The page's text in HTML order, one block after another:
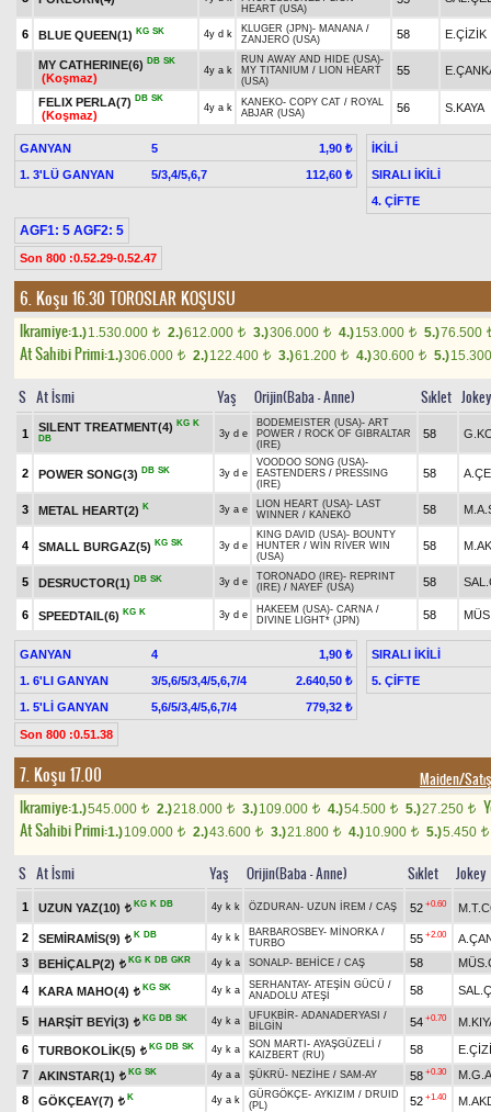
HEART (USA)
6 BLUE QUEEN(1) KG SK 4y d k KLUGER (JPN)- MANANA /
ZANJERO (USA)
58 E.ÇİZİK
MY CATHERINE(6) DB SK
(Koşmaz)
4y a k
RUN AWAY AND HIDE (USA)-
MY TITANIUM / LION HEART
(USA)
55
FELIX PERLA(7) DB SK
(Koşmaz)
4y a k KANEKO- COPY CAT / ROYAL
ABJAR (USA)
56 S.KAYA
GANYAN 5
1,90 ₺
1. 3'LÜ GANYAN
5/3,4/5,6,7 112,60 ₺
İKİLİ
SIRALI İKİLİ
4. ÇİFTE
AGF1: 5 AGF2: 5
Son 800 :0.52.29-0.52.47
6. Koşu 16.30 TOROSLAR KOŞUSU
Ikramiye:1.)1.530.000 t 2.)612.000 t 3.)306.000 t 4.)153.000 t 5.)76.500
At Sahibi Primi:1.)306.000 t 2.)122.400 t 3.)61.200 t 4.)30.600 t 5.)
S At İsmi Yaş Orijin(Baba - Anne) Sıklet Jokey
1
SILENT TREATMENT(4) KG K
DB
3y d e
BODEMEISTER (USA)- ART
POWER / ROCK OF GIBRALTAR
(IRE)
58
2 POWER SONG(3) DB SK 3y d e
VOODOO SONG (USA)-
EASTENDERS / PRESSING
(IRE)
58
3 METAL HEART(2) K 3y a e LION HEART (USA)- LAST
WINNER / KANEKO 58
4 SMALL BURGAZ(5) KG SK 3y d e
KING DAVID (USA)- BOUNTY
HUNTER / WIN RIVER WIN
(USA)
58
5 DESRUCTOR(1) DB SK 3y d e TORONADO (IRE)- REPRINT
(IRE) / NAYEF (USA) 58
6 SPEEDTAIL(6) KG K 3y d e HAKEEM (USA)- CARNA /
DIVINE LIGHT* (JPN)
58
GANYAN 4
1,90 ₺
1. 6'LI GANYAN
3/5,6/5/3,4/5,6,7/4
2.640,50 ₺
1. 5'Lİ GANYAN
5,6/5/3,4/5,6,7/4 779,32 ₺
SIRALI İKİLİ
5. ÇİFTE
Son 800 :0.51.38
7. Koşu 17.00 Maiden/
Ikramiye:1.)545.000 t 2.)218.000 t 3.)109.000 t 4.)54.500 t 5.)27.250 t
At Sahibi Primi:1.)109.000 t 2.)43.600 t 3.)21.800 t 4.)10.900 t 5.)5.450 t
S At İsmi Yaş Orijin(Baba - Anne) Sıklet Jokey
1 UZUN YAZ(10) t KG K DB 4y k k ÖZDURAN - UZUN İREM / CAŞ 52 +0.60
2 SEMİRAMİS(9) t K DB 4y k k BARBAROSBEY- MİNORKA /
TURBO
55 +2.00
3
BEHİÇALP(2) t KG K DB GKR 4y k a SONALP- BEHİCE / CAŞ 58
4 KARA MAHO(4) t KG SK 4y k a SERHANTAY- ATEŞİN GÜCÜ /
ANADOLU ATEŞİ
58
5 HARŞİT BEYİ(3) t KG DB SK 4y k a UFUKBİR- ADANADERYASI /
BİLGİN
54 +0.70
6 TURBOKOLİK(5) t KG DB SK 4y k a SON MARTI - AYAŞGÜZELİ /
KAIZBERT (RU)
58
7
AKINSTAR(1) t KG SK 4y a a ŞÜKRÜ- NEZİHE / SAM-AY 58 +0.30
8
GÖKÇEAY(7) t K 4y a k GÜRGÖKÇE- AYKIZIM / DRUID
(PL)
52 +1.40